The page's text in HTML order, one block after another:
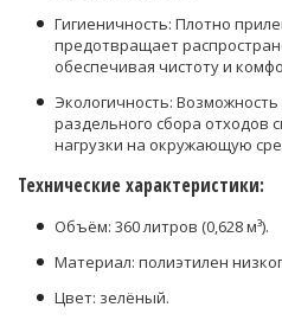
Гигиеничность: Плотно
предотвращает
обеспечивая чистоту и
Экологичность:
раздельного сбора отходов
нагрузки на окружающую
Технические характеристики:
Объём: 360 литров (0,628 м³).
Материал: полиэтилен
Цвет: зелёный.